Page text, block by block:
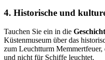
4. Historische und
Tauchen Sie ein in die
Küstenmuseum über das
zum Leuchtturm
und nicht für Schiffe leuchtet.